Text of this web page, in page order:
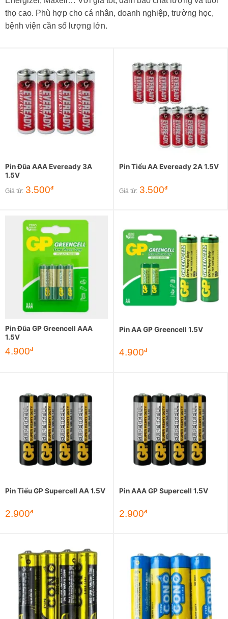
thọ cao. Phù hợp cho cá nhân, doanh nghiệp, trường học,
bệnh viện cần số lượng lớn.
Pin Đũa AAA Eveready 3A
1.5V
Giá từ: 3.500đ
Pin Tiểu AA Eveready 2A 1.5V
Giá từ: 3.500đ
Pin Đũa GP Greencell AAA
1.5V
4.900đ
Pin AA GP Greencell 1.5V
4.900đ
Pin Tiểu GP Supercell AA 1.5V
2.900đ
Pin AAA GP Supercell 1.5V
2.900đ